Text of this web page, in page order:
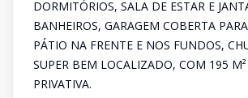
DORMITÓRIOS, SALA DE ESTAR E
BANHEIROS, GARAGEM COBERTA
PÁTIO NA FRENTE E NOS FUNDOS,
SUPER BEM LOCALIZADO, COM 195
PRIVATIVA.